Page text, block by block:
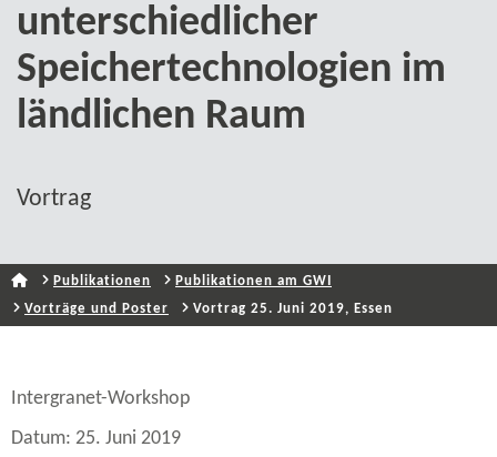
unterschiedlicher
Speichertechnologien im
ländlichen Raum
Vortrag
Publikationen
Publikationen am GWI
Vorträge und Poster
Vortrag 25. Juni 2019, Essen
Intergranet-​Workshop
Datum: 25. Juni 2019